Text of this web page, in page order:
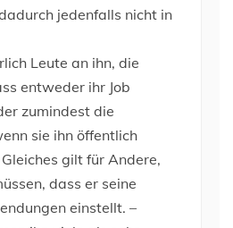
jedenfalls nicht in
Leute an ihn, die
entweder ihr Job
zumindest die
sie ihn öffentlich
gilt für Andere,
dass er seine
einstellt. –